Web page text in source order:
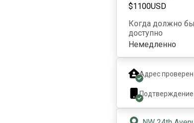
$1100USD
Когда должно
доступно
Немедленно
Адрес проверен